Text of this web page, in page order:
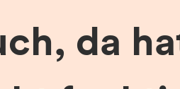
da